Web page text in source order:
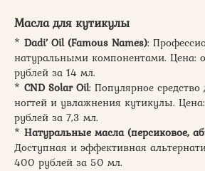
Масла для кутикулы
* Dadi’ Oil (Famous Names):
натуральными компонентами. Цена:
рублей за 14 мл.
* CND Solar Oil: Популярное
ногтей и увлажнения кутикулы.
рублей за 7,3 мл.
* Натуральные масла (персиковое,
Доступная и эффективная
400 рублей за 50 мл.